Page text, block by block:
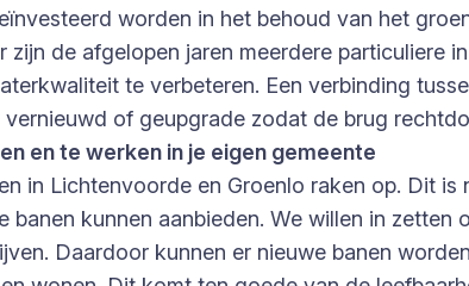
worden in het behoud van het
zijn de afgelopen jaren meerdere particuliere
te verbeteren. Een verbinding
of geupgrade zodat de brug
en te werken in je eigen gemeente
in Lichtenvoorde en Groenlo raken op. Dit
kunnen aanbieden. We willen in
Daardoor kunnen er nieuwe banen